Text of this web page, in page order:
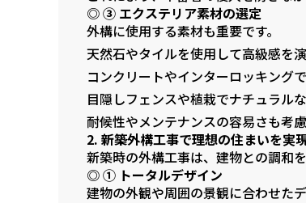
◎ ③ エクステリア素材の選定
外構に使用する素材も重要です。
天然石やタイルを使用して高級感を
コンクリートやインターロッキング
目隠しフェンスや植栽でナチュラル
耐候性やメンテナンスの容易さも考
2. 新築外構工事で理想の住まいを実
新築時の外構工事は、建物との調和
◎ ① トータルデザイン
建物の外観や周囲の景観に合わせた